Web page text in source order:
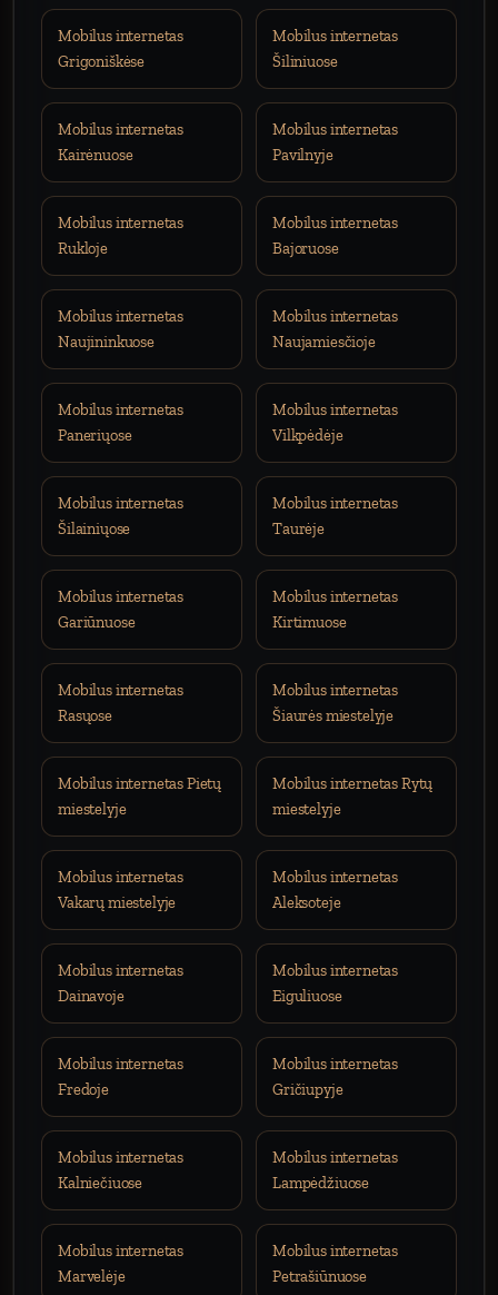
Mobilus internetas
Grigoniškėse
Mobilus internetas
Šiliniuose
Mobilus internetas
Kairėnuose
Mobilus internetas
Pavilnyje
Mobilus internetas
Rukloje
Mobilus internetas
Bajoruose
Mobilus internetas
Naujininkuose
Mobilus internetas
Naujamiesčioje
Mobilus internetas
Paneriųose
Mobilus internetas
Vilkpėdėje
Mobilus internetas
Šilainiųose
Mobilus internetas
Taurėje
Mobilus internetas
Gariūnuose
Mobilus internetas
Kirtimuose
Mobilus internetas
Rasųose
Mobilus internetas
Šiaurės miestelyje
Mobilus internetas Pietų
miestelyje
Mobilus internetas Rytų
miestelyje
Mobilus internetas
Vakarų miestelyje
Mobilus internetas
Aleksoteje
Mobilus internetas
Dainavoje
Mobilus internetas
Eiguliuose
Mobilus internetas
Fredoje
Mobilus internetas
Gričiupyje
Mobilus internetas
Kalniečiuose
Mobilus internetas
Lampėdžiuose
Mobilus internetas
Marvelėje
Mobilus internetas
Petrašiūnuose